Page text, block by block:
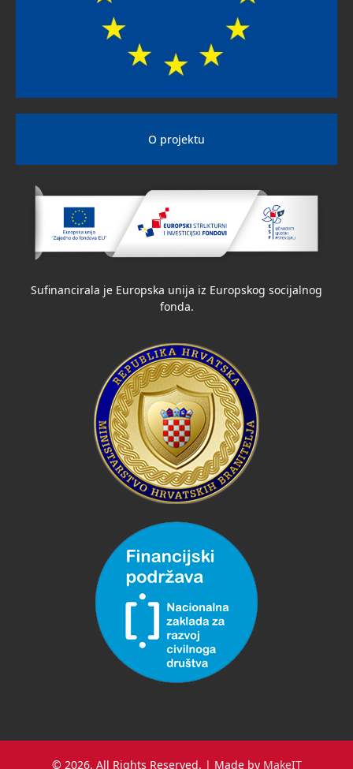
O projektu
Sufinancirala je Europska unija iz Europskog socijalnog
fonda.
© 2026. All Rights Reserved. | Made by MakeIT